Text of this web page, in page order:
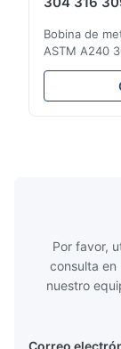
Bobina de
ASTM A240
acero
304 316
A240
Por favor,
consulta en
nuestro